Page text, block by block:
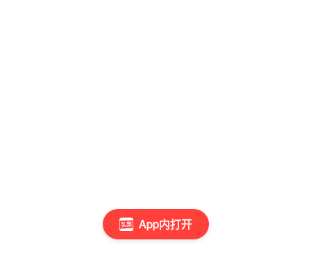
App内打开